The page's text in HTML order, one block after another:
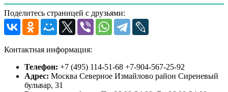
Поделитесь страницей с друзьями:
Контактная информация:
Телефон: +7 (495) 114-51-68 +7-904-567-25-92
Адрес: Москва Северное Измайлово район Сиреневый
бульвар, 31